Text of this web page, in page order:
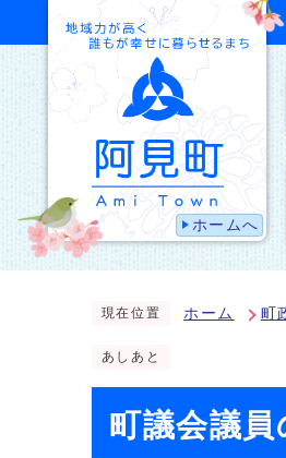
ホームへ
現在位置 ホーム 町
あしあと
町議会議